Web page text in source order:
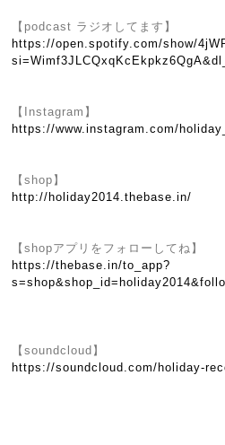
【podcast ラジオしてます】
https://open.spotify.com/show/
【Instagram】
https://www.instagram.com/
【shop】
http://holiday2014.thebase.in/
【shopアプリをフォローしてね】
https://thebase.in/to_app?
【soundcloud】
https://soundcloud.com/holiday-